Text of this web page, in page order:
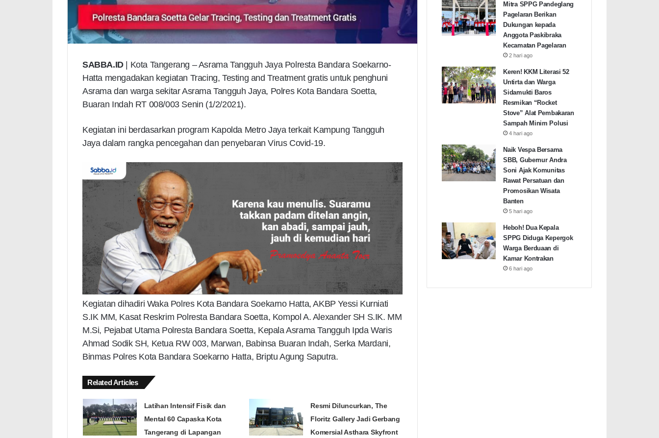
SABBA.ID| Kota Tangerang – Asrama Tangguh Jaya Polresta Bandara Soekarno-
Hatta mengadakan kegiatan Tracing, Testing and Treatment gratis untuk penghuni
Asrama dan warga sekitar Asrama Tangguh Jaya, Polres Kota Bandara Soetta,
Buaran Indah RT 008/003 Senin (1/2/2021).
Kegiatan ini berdasarkan program Kapolda Metro Jaya terkait Kampung Tangguh
Jaya dalam rangka pencegahan dan penyebaran Virus Covid-19.
Kegiatan dihadiri Waka Polres Kota Bandara Soekarno Hatta, AKBP Yessi Kurniati
S.IK MM, Kasat Reskrim Polresta Bandara Soetta, Kompol A. Alexander SH S.IK. MM
M.Si, Pejabat Utama Polresta Bandara Soetta, Kepala Asrama Tangguh Ipda Waris
Ahmad Sodik SH, Ketua RW 003, Marwan, Babinsa Buaran Indah, Serka Mardani,
Binmas Polres Kota Bandara Soekarno Hatta, Briptu Agung Saputra.
Related Articles
Latihan Intensif Fisik dan
Mental 60 Capaska Kota
Tangerang di Lapangan
Resmi Diluncurkan, The
Floritz Gallery Jadi Gerbang
Komersial Asthara Skyfront
Mitra SPPG Pandeglang
Pagelaran Berikan
Dukungan kepada
Anggota Paskibraka
Kecamatan Pagelaran
2 hari ago
Keren! KKM Literasi 52
Untirta dan Warga
Sidamukti Baros
Resmikan “Rocket
Stove” Alat Pembakaran
Sampah Minim Polusi
4 hari ago
Naik Vespa Bersama
SBB, Gubernur Andra
Soni Ajak Komunitas
Rawat Persatuan dan
Promosikan Wisata
Banten
5 hari ago
Heboh! Dua Kepala
SPPG Diduga Kepergok
Warga Berduaan di
Kamar Kontrakan
6 hari ago